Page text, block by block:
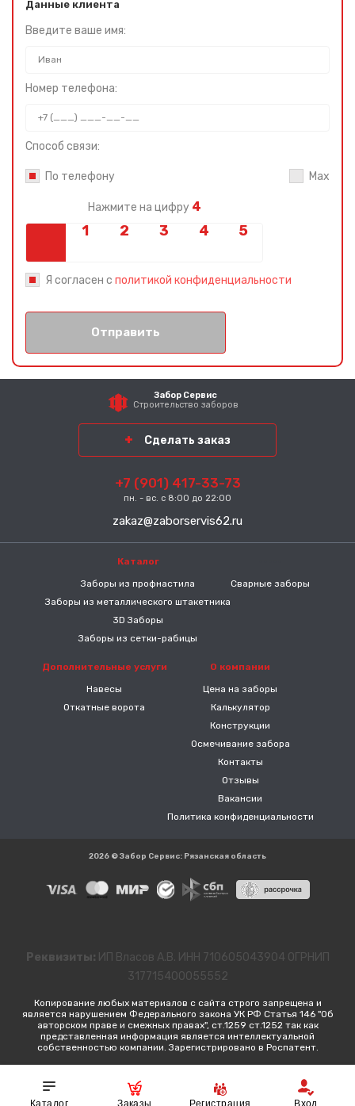
Данные клиента
Введите ваше имя:
Номер телефона:
Способ связи:
По телефону Max
Нажмите на цифру 4
Я согласен с политикой конфиденциальности
Отправить
Забор Сервис
Строительство заборов
Сделать заказ
+7 (901) 417-33-73
пн. - вс. с 8:00 до 22:00
zakaz@zaborservis62.ru
Каталог
Заборы из профнастила
Заборы из металлического штакетника
3D Заборы
Заборы из сетки-рабицы
Сварные заборы
Дополнительные услуги
Навесы
Откатные ворота
О компании
Цена на заборы
Калькулятор
Конструкции
Осмечивание забора
Контакты
Отзывы
Вакансии
Политика конфиденциальности
2026 © Забор Сервис: Рязанская область
Реквизиты: ИП Власов А.В. ИНН 710605043904 ОГРНИП
317715400055552
Копирование любых материалов с сайта строго запрещена и
является нарушением Федерального закона УК РФ Статья 146 "Об
авторском праве и смежных правах", ст.1259 ст.1252 так как
представленная информация является интеллектуальной
собственностью компании. Зарегистрировано в Роспатент.
Каталог Заказы Регистрация Вход